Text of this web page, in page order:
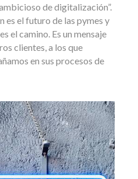
de digitalización”.
es el futuro de las pymes y
el camino. Es un mensaje
clientes, a los que
en sus procesos de